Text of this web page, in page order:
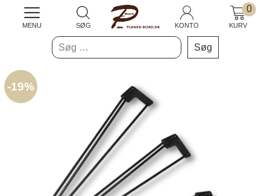
Søg
efter:
MENU SØG KONTO
0
KURV
-19%